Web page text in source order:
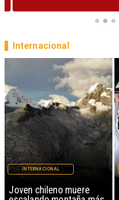
Brasil reduce contacto
INTERNACIONAL
Internacional